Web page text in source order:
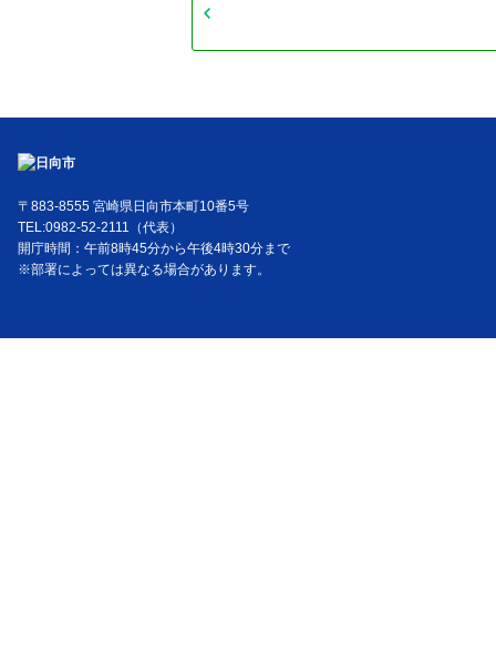
〒883-8555 宮崎県日向市本町10番5号
TEL:0982-52-2111（代表）
開庁時間：午前8時45分から午後4時30分まで
※部署によっては異なる場合があります。